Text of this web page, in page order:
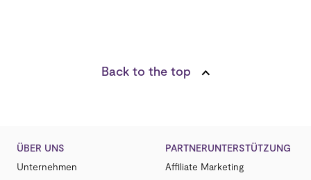
Back to the top
ÜBER UNS
Unternehmen
PARTNERUNTERSTÜTZUNG
Affiliate Marketing